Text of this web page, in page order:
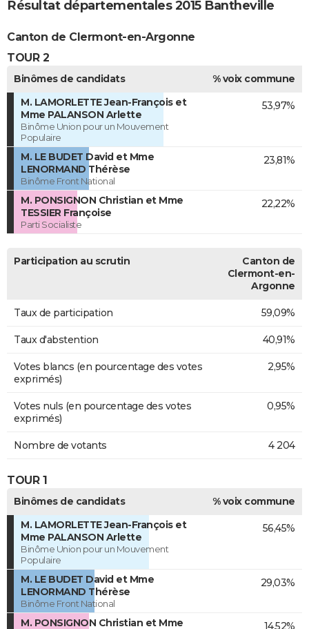
Résultat départementales 2015 Bantheville
Canton de Clermont-en-Argonne
TOUR 2
Binômes de candidats
% voix commune
M. LAMORLETTE Jean-François et
Mme PALANSON Arlette
Binôme Union pour un Mouvement
Populaire
53,97%
M. LE BUDET David et Mme
LENORMAND Thérèse
Binôme Front National
23,81%
M. PONSIGNON Christian et Mme
TESSIER Françoise
Parti Socialiste
22,22%
Participation au scrutin
Canton de
Clermont-en-
Argonne
Taux de participation 59,09%
Taux d'abstention 40,91%
Votes blancs (en pourcentage des votes
exprimés)
2,95%
Votes nuls (en pourcentage des votes
exprimés)
0,95%
Nombre de votants 4 204
TOUR 1
Binômes de candidats
% voix commune
M. LAMORLETTE Jean-François et
Mme PALANSON Arlette
Binôme Union pour un Mouvement
Populaire
56,45%
M. LE BUDET David et Mme
LENORMAND Thérèse
Binôme Front National
29,03%
M. PONSIGNON Christian et Mme
14,52%